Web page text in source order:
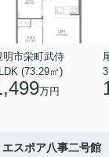
明市栄町武侍
(73.29㎡)
万円
エスポア八事二号館